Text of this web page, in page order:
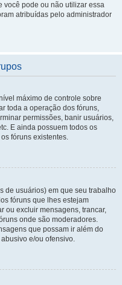
você pode ou não utilizar essa
atribuídas pelo administrador
máximo de controle sobre
toda a operação dos fóruns,
permissões, banir usuários,
E ainda possuem todos os
fóruns existentes.
de usuários) em que seu trabalho
fóruns que lhes estejam
ou excluir mensagens, trancar,
onde são moderadores.
que possam ir além do
e/ou ofensivo.